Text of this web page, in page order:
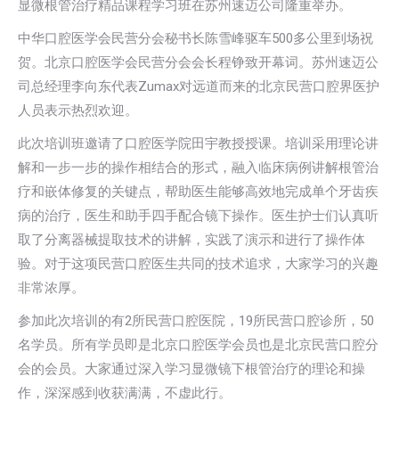
显微根管治疗精品课程学习班在苏州速迈公司隆重举办。
中华口腔医学会民营分会秘书长陈雪峰驱车500多公里到场祝
贺。北京口腔医学会民营分会会长程铮致开幕词。苏州速迈公
司总经理李向东代表Zumax对远道而来的北京民营口腔界医护
人员表示热烈欢迎。
此次培训班邀请了口腔医学院田宇教授授课。培训采用理论讲
解和一步一步的操作相结合的形式，融入临床病例讲解根管治
疗和嵌体修复的关键点，帮助医生能够高效地完成单个牙齿疾
病的治疗，医生和助手四手配合镜下操作。医生护士们认真听
取了分离器械提取技术的讲解，实践了演示和进行了操作体
验。对于这项民营口腔医生共同的技术追求，大家学习的兴趣
非常浓厚。
参加此次培训的有2所民营口腔医院，19所民营口腔诊所，50
名学员。所有学员即是北京口腔医学会员也是北京民营口腔分
会的会员。大家通过深入学习显微镜下根管治疗的理论和操
作，深深感到收获满满，不虚此行。